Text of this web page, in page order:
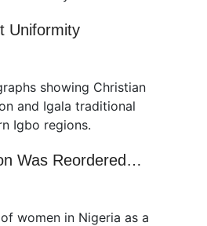
Uniformity
Was Reordered…